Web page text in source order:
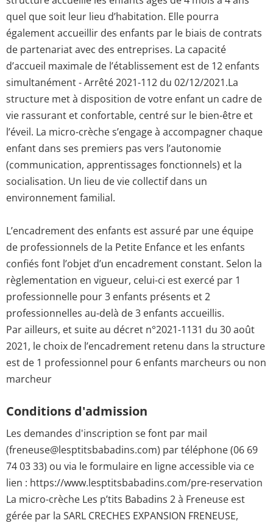
quel que soit leur lieu d’habitation. Elle pourra
également accueillir des enfants par le biais de contrats
de partenariat avec des entreprises. La capacité
d’accueil maximale de l’établissement est de 12 enfants
simultanément - Arrêté 2021-112 du 02/12/2021.La
structure met à disposition de votre enfant un cadre de
vie rassurant et confortable, centré sur le bien-être et
l’éveil. La micro-crèche s’engage à accompagner chaque
enfant dans ses premiers pas vers l’autonomie
(communication, apprentissages fonctionnels) et la
socialisation. Un lieu de vie collectif dans un
environnement familial.
L’encadrement des enfants est assuré par une équipe
de professionnels de la Petite Enfance et les enfants
confiés font l’objet d’un encadrement constant. Selon la
règlementation en vigueur, celui-ci est exercé par 1
professionnelle pour 3 enfants présents et 2
professionnelles au-delà de 3 enfants accueillis.
Par ailleurs, et suite au décret n°2021-1131 du 30 août
2021, le choix de l’encadrement retenu dans la structure
est de 1 professionnel pour 6 enfants marcheurs ou non
marcheur
Conditions d'admission
Les demandes d'inscription se font par mail
(freneuse@lesptitsbabadins.com) par téléphone (06 69
74 03 33) ou via le formulaire en ligne accessible via ce
lien : https://www.lesptitsbabadins.com/pre-reservation
La micro-crèche Les p’tits Babadins 2 à Freneuse est
gérée par la SARL CRECHES EXPANSION FRENEUSE,